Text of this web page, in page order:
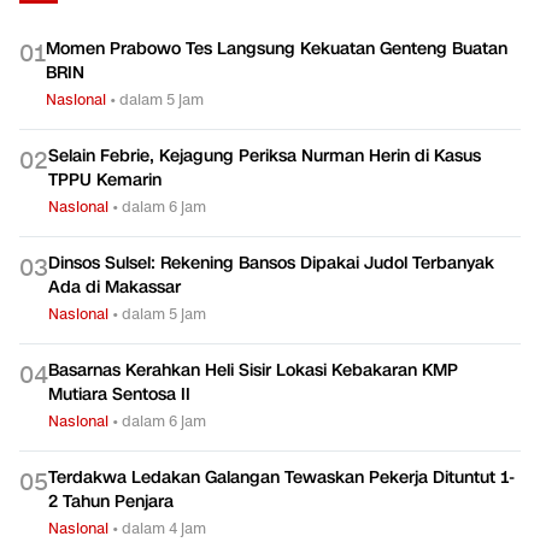
01Momen Prabowo Tes Langsung Kekuatan Genteng Buatan
BRIN
Nasional •dalam 5 jam
02Selain Febrie, Kejagung Periksa Nurman Herin di Kasus
TPPU Kemarin
Nasional •dalam 6 jam
03Dinsos Sulsel: Rekening Bansos Dipakai Judol Terbanyak
Ada di Makassar
Nasional •dalam 5 jam
04Basarnas Kerahkan Heli Sisir Lokasi Kebakaran KMP
Mutiara Sentosa II
Nasional •dalam 6 jam
05Terdakwa Ledakan Galangan Tewaskan Pekerja Dituntut 1-
2 Tahun Penjara
Nasional •dalam 4 jam